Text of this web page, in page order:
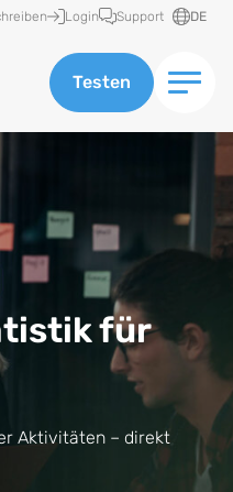
Login Support DE
Testen
für
Aktivitäten – direkt